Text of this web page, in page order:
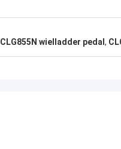
CLG855N wielladder pedal ,